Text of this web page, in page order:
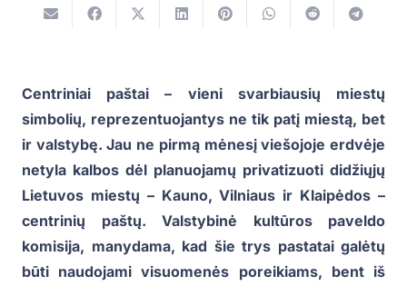
Centriniai paštai – vieni svarbiausių miestų
simbolių, reprezentuojantys ne tik patį miestą, bet
ir valstybę. Jau ne pirmą mėnesį viešojoje erdvėje
netyla kalbos dėl planuojamų privatizuoti didžiųjų
Lietuvos miestų – Kauno, Vilniaus ir Klaipėdos –
centrinių paštų. Valstybinė kultūros paveldo
komisija, manydama, kad šie trys pastatai galėtų
būti naudojami visuomenės poreikiams, bent iš